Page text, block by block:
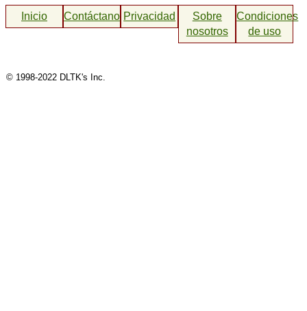
Inicio ContáctanosPrivacidad
Sobre
nosotros
Condiciones
de uso
© 1998-2022 DLTK's Inc.